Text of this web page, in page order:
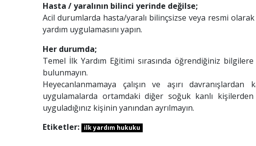
Hasta / yaralının bilinci yerinde değilse;
Acil durumlarda hasta/yaralı bilinçsizse veya resmi
yardım uygulamasını yapın.
Her durumda;
Temel İlk Yardım Eğitimi sırasında öğrendiğiniz
bulunmayın.
Heyecanlanmamaya çalışın ve aşırı davranışlardan
uygulamalarda ortamdaki diğer soğuk kanlı
uyguladığınız kişinin yanından ayrılmayın.
Etiketler: ilk yardım hukuku